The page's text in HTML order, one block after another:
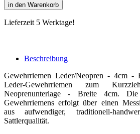
in den Warenkorb
Lieferzeit 5 Werktage!
Beschreibung
Gewehrriemen Leder/Neopren - 4cm -
Leder-Gewehrriemen zum
Neoprenunterlage - Breite 4cm.
Gewehrriemens erfolgt über einen
aus aufwendiger, traditionell-
Sattlerqualität.